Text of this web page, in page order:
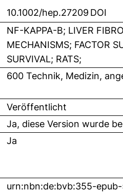
10.1002/hep.27209 DOI
NF-KAPPA-B; LIVER
MECHANISMS; FACTOR
SURVIVAL; RATS;
600 Technik, Medizin,
Veröffentlicht
Ja, diese Version wurde
Ja
urn:nbn:de:bvb:355-